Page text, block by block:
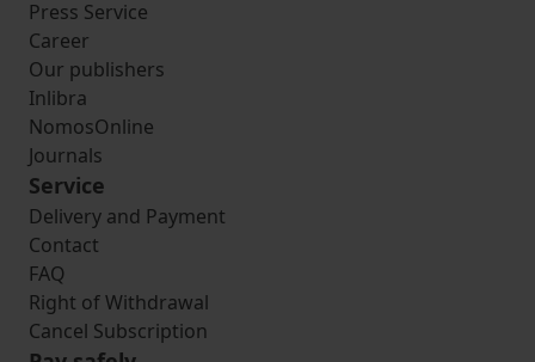
Press Service
Career
Our publishers
Inlibra
NomosOnline
Journals
Service
Delivery and Payment
Contact
FAQ
Right of Withdrawal
Cancel Subscription